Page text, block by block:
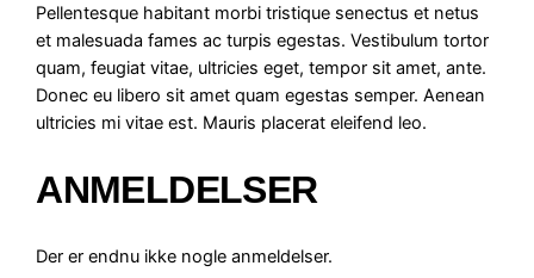
i
o
n
a
n
a
Pellentesque habitant morbi tristique senectus et netus
et malesuada fames ac turpis egestas. Vestibulum tortor
quam, feugiat vitae, ultricies eget, tempor sit amet, ante.
Donec eu libero sit amet quam egestas semper. Aenean
ultricies mi vitae est. Mauris placerat eleifend leo.
ANMELDELSER
Der er endnu ikke nogle anmeldelser.